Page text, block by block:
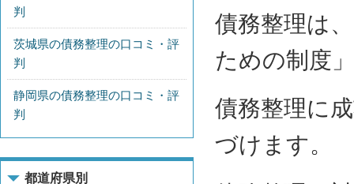
債務整理は
ための制度
債務整理に
づけます。
判
茨城県の債務整理の口コミ・評
判
静岡県の債務整理の口コミ・評
判
都道府県別